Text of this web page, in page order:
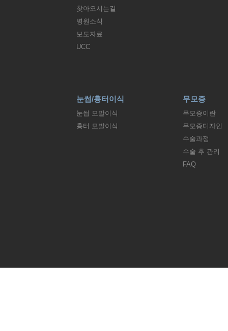
찾아오시는길
병원소식
보도자료
UCC
눈썹/흉터이식
눈썹 모발이식
흉터 모발이식
무모증
무모증이란
무모증디자인
수술과정
수술 후 관리
FAQ